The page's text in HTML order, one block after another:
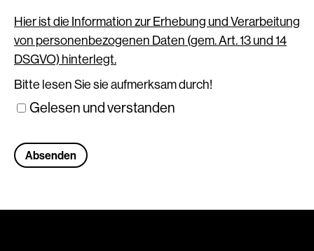
Hier ist die Information zur Erhebung und Verarbeitung
von personenbezogenen Daten (gem. Art. 13 und 14
DSGVO) hinterlegt.
Bitte lesen Sie sie aufmerksam durch!
Gelesen und verstanden
Absenden